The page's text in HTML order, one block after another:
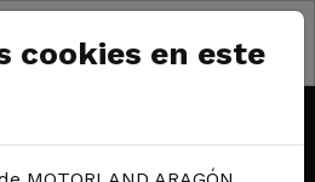
CAMPEONATO
cookies en este